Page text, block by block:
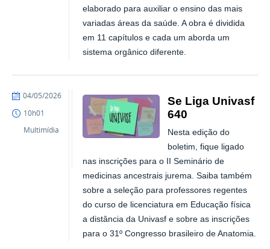
elaborado para auxiliar o ensino das mais
variadas áreas da saúde. A obra é dividida
em 11 capítulos e cada um aborda um
sistema orgânico diferente.
Se Liga Univasf
640
Nesta edição do
boletim, fique ligado
nas inscrições para o II Seminário de
medicinas ancestrais jurema. Saiba também
sobre a seleção para professores regentes
do curso de licenciatura em Educação física
a distância da Univasf e sobre as inscrições
para o 31º Congresso brasileiro de Anatomia.
publicado
04/05/2026
10h01
Multimídia